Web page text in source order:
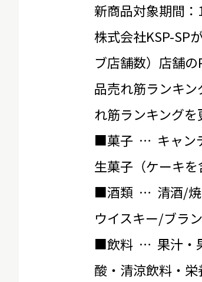
新商品対象期間
株式会社KSP-SP
ブ店舗数）店舗
品売れ筋ランキ
れ筋ランキングを
■菓子 … キャン
生菓子（ケーキ
■酒類 … 清酒/焼
ウイスキー/ブラ
■飲料 … 果汁・
酸・清涼飲料・